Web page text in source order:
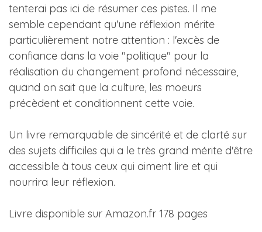
tenterai pas ici de résumer ces pistes. Il me
semble cependant qu'une réflexion mérite
particulièrement notre attention : l'excès de
confiance dans la voie "politique" pour la
réalisation du changement profond nécessaire,
quand on sait que la culture, les moeurs
précèdent et conditionnent cette voie.
Un livre remarquable de sincérité et de clarté sur
des sujets difficiles qui a le très grand mérite d'être
accessible à tous ceux qui aiment lire et qui
nourrira leur réflexion.
Livre disponible sur Amazon.fr 178 pages